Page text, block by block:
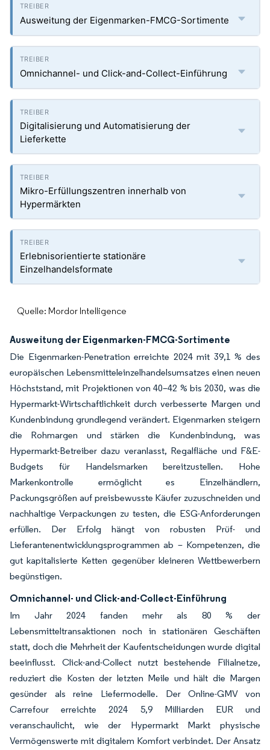
Ausweitung der Eigenmarken-FMCG-Sortimente
Omnichannel- und Click-and-Collect-Einführung
Digitalisierung und Automatisierung der
Lieferkette
Mikro-Erfüllungszentren innerhalb von
Hypermärkten
Erlebnisorientierte stationäre
Einzelhandelsformate
Quelle: Mordor Intelligence
Ausweitung der Eigenmarken-FMCG-Sortimente
Die Eigenmarken-Penetration erreichte 2024 mit 39,1 % des
europäischen Lebensmitteleinzelhandelsumsatzes einen neuen
Höchststand, mit Projektionen von 40–42 % bis 2030, was die
Hypermarkt-Wirtschaftlichkeit durch verbesserte Margen und
Kundenbindung grundlegend verändert. Eigenmarken steigern
die Rohmargen und stärken die Kundenbindung, was
Hypermarkt-Betreiber dazu veranlasst, Regalfläche und F&E-
Budgets für Handelsmarken bereitzustellen. Hohe
Markenkontrolle ermöglicht es Einzelhändlern,
Packungsgrößen auf preisbewusste Käufer zuzuschneiden und
nachhaltige Verpackungen zu testen, die ESG-Anforderungen
erfüllen. Der Erfolg hängt von robusten Prüf- und
Lieferantenentwicklungsprogrammen ab – Kompetenzen, die
gut kapitalisierte Ketten gegenüber kleineren Wettbewerbern
begünstigen.
Omnichannel- und Click-and-Collect-Einführung
Im Jahr 2024 fanden mehr als 80 % der
Lebensmitteltransaktionen noch in stationären Geschäften
statt, doch die Mehrheit der Kaufentscheidungen wurde digital
beeinflusst. Click-and-Collect nutzt bestehende Filialnetze,
reduziert die Kosten der letzten Meile und hält die Margen
gesünder als reine Liefermodelle. Der Online-GMV von
Carrefour erreichte 2024 5,9 Milliarden EUR und
veranschaulicht, wie der Hypermarkt Markt physische
Vermögenswerte mit digitalem Komfort verbindet. Der Ansatz